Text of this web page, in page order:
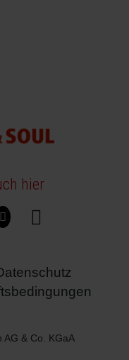
hier
& Co. KGaA